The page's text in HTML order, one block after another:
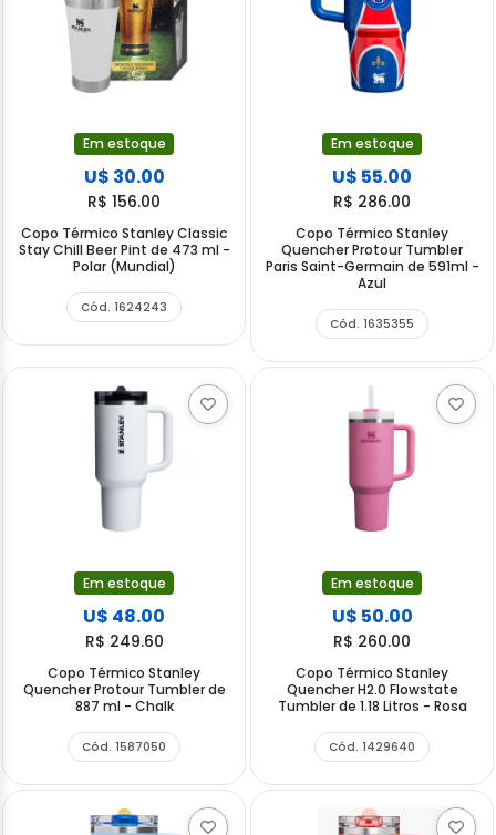
Em estoque
U$ 30.00
R$ 156.00
Copo Térmico Stanley Classic
Stay Chill Beer Pint de 473 ml -
Polar (Mundial)
Cód. 1624243
Em estoque
U$ 55.00
R$ 286.00
Copo Térmico Stanley
Quencher Protour Tumbler
Paris Saint-Germain de 591ml -
Azul
Cód. 1635355
Em estoque
U$ 48.00
R$ 249.60
Copo Térmico Stanley
Quencher Protour Tumbler de
887 ml - Chalk
Cód. 1587050
Em estoque
U$ 50.00
R$ 260.00
Copo Térmico Stanley
Quencher H2.0 Flowstate
Tumbler de 1.18 Litros - Rosa
Cód. 1429640